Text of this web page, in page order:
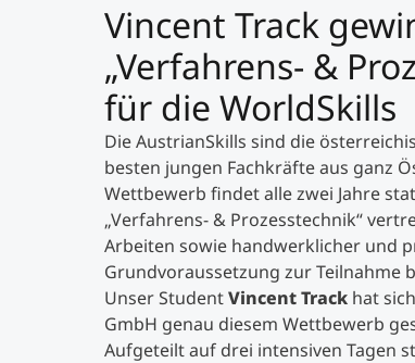
Vincent Track
„Verfahrens- &
für die WorldSkills
Die AustrianSkills sind die
besten jungen Fachkräfte aus ganz
Wettbewerb findet alle zwei Jahre
„Verfahrens- & Prozesstechnik“
Arbeiten sowie handwerklicher und
Grundvoraussetzung zur Teilnahme
Unser StudentVincent Track hat
GmbH genau diesem Wettbewerb
Aufgeteilt auf drei intensiven Tagen